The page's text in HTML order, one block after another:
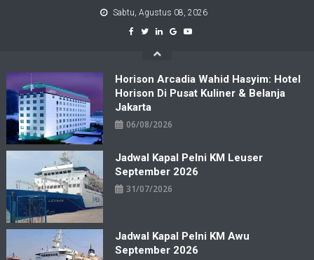
Sabtu, Agustus 08, 2026
Horison Arcadia Wahid Hasyim: Hotel
Horison Di Pusat Kuliner & Belanja
Jakarta
06/08/2026
Jadwal Kapal Pelni KM Leuser
September 2026
31/07/2026
Jadwal Kapal Pelni KM Awu
September 2026